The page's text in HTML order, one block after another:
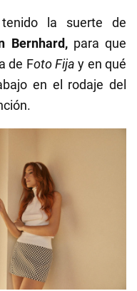
la suerte de
Bernhard,para que
de Foto Fija y en qué
en el rodaje del